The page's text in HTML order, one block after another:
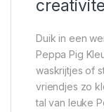
Duik in een
Peppa Pig
waskrijtjes of
vriendjes zo
tal van leuke